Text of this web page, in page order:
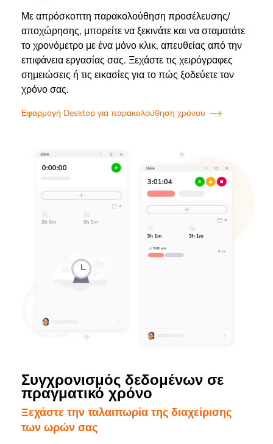
Με απρόσκοπτη παρακολούθηση προσέλευσης/
αποχώρησης, μπορείτε να ξεκινάτε και να σταματάτε
το χρονόμετρο με ένα μόνο κλικ, απευθείας από την
επιφάνεια εργασίας σας. Ξεχάστε τις χειρόγραφες
σημειώσεις ή τις εικασίες για το πώς ξοδεύετε τον
χρόνο σας.
Εφαρμογή Desktop για παρακολούθηση χρόνου
Συγχρονισμός δεδομένων σε
πραγματικό χρόνο
Ξεχάστε την ταλαιπωρία της διαχείρισης
των ωρών σας